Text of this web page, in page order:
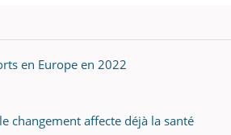
en Europe en 2022
changement affecte déjà la santé